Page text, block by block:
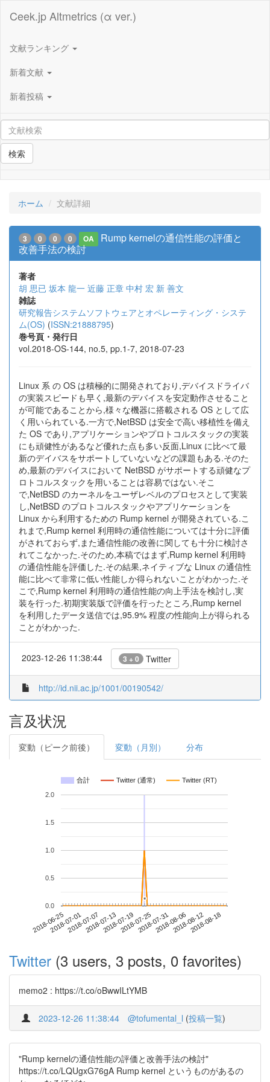
Ceek.jp Altmetrics (α ver.)
文献ランキング
新着文献
新着投稿
検索
ホーム 文献詳細
3 0 0 0 OA
Rump kernelの通信性能の評価と
改善手法の検討
著者
胡 思已 坂本 龍一 近藤 正章 中村 宏 新 善文
雑誌
研究報告システムソフトウェアとオペレーティング・システ
ム(OS) (ISSN:21888795)
巻号頁・発行日
vol.2018-OS-144, no.5, pp.1-7, 2018-07-23
Linux 系 の OS は積極的に開発されており,デバイスドライバ
の実装スピードも早く,最新のデバイスを安定動作させること
が可能であることから,様々な機器に搭載される OS として広
く用いられている.一方で,NetBSD は安全で高い移植性を備え
た OS であり,アプリケーションやプロトコルスタックの実装
にも頑健性があるなど優れた点も多い反面,Linux に比べて最
新のデイバスをサポートしていないなどの課題もある.そのた
め,最新のデバイスにおいて NetBSD がサポートする頑健なプ
ロトコルスタックを用いることは容易ではない.そこ
で,NetBSD のカーネルをユーザレベルのプロセスとして実装
し,NetBSD のプロトコルスタックやアプリケーションを
Linux から利用するための Rump kernel が開発されている.こ
れまで,Rump kernel 利用時の通信性能については十分に評価
がされておらず,また通信性能の改善に関しても十分に検討さ
れてこなかった.そのため,本稿ではまず,Rump kernel 利用時
の通信性能を評価した.その結果,ネイティブな Linux の通信性
能に比べて非常に低い性能しか得られないことがわかった.そ
こで,Rump kernel 利用時の通信性能の向上手法を検討し,実
装を行った.初期実装版で評価を行ったところ,Rump kernel
を利用したデータ送信では,95.9% 程度の性能向上が得られる
ことがわかった.
2023-12-26 11:38:44 3 + 0 Twitter
http://id.nii.ac.jp/1001/00190542/
言及状況
変動（ピーク前後） 変動（月別） 分布
合計 Twitter (通常) Twitter (RT)
2018-06-252018-07-012018-07-072018-07-132018-07-192018-07-252018-07-312018-08-062018-08-122018-08-18
0.0
0.5
1.0
1.5
2.0
*
*
Twitter (3 users, 3 posts, 0 favorites)
memo2 : https://t.co/oBwwILtYMB
2023-12-26 11:38:44 @tofumental_l (投稿一覧)
"Rump kernelの通信性能の評価と改善手法の検討"
https://t.co/LQUgxG76gA Rump kernel というものがあるの